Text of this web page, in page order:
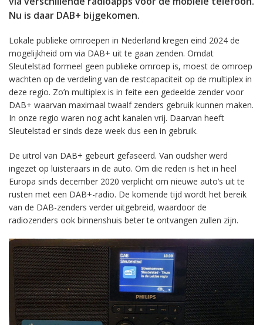
Nu is daar DAB+ bijgekomen.
Lokale publieke omroepen in Nederland kregen eind 2024 de
mogelijkheid om via DAB+ uit te gaan zenden. Omdat
Sleutelstad formeel geen publieke omroep is, moest de omroep
wachten op de verdeling van de restcapaciteit op de multiplex in
deze regio. Zo’n multiplex is in feite een gedeelde zender voor
DAB+ waarvan maximaal twaalf zenders gebruik kunnen maken.
In onze regio waren nog acht kanalen vrij. Daarvan heeft
Sleutelstad er sinds deze week dus een in gebruik.
De uitrol van DAB+ gebeurt gefaseerd. Van oudsher werd
ingezet op luisteraars in de auto. Om die reden is het in heel
Europa sinds december 2020 verplicht om nieuwe auto’s uit te
rusten met een DAB+-radio. De komende tijd wordt het bereik
van de DAB-zenders verder uitgebreid, waardoor de
radiozenders ook binnenshuis beter te ontvangen zullen zijn.